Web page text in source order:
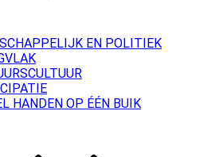
EN POLITIEK
HANDEN OP ÉÉN BUIK